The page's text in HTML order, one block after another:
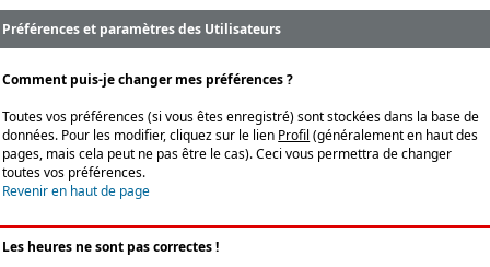
Préférences et paramètres des Utilisateurs
Comment puis-je changer mes préférences ?
Toutes vos préférences (si vous êtes enregistré) sont stockées dans la base de
données. Pour les modifier, cliquez sur le lien Profil (généralement en haut des
pages, mais cela peut ne pas être le cas). Ceci vous permettra de changer
toutes vos préférences.
Revenir en haut de page
Les heures ne sont pas correctes !